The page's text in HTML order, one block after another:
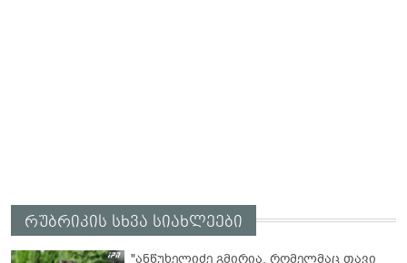
რუბრიკის სხვა სიახლეები
"ანწუხელიძე გმირია, რომელმაც თავი